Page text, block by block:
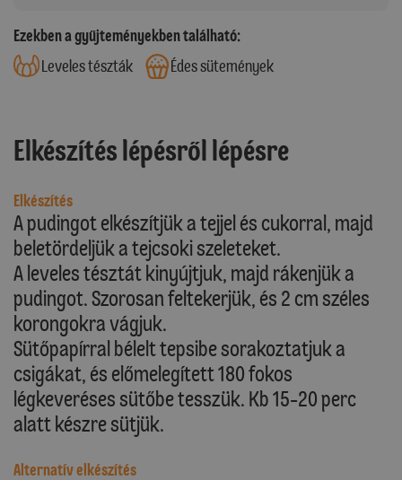
Ezekben a gyűjteményekben található:
Leveles tészták
Édes sütemények
Elkészítés lépésről lépésre
Elkészítés
A pudingot elkészítjük a tejjel és cukorral, majd
beletördeljük a tejcsoki szeleteket.
A leveles tésztát kinyújtjuk, majd rákenjük a
pudingot. Szorosan feltekerjük, és 2 cm széles
korongokra vágjuk.
Sütőpapírral bélelt tepsibe sorakoztatjuk a
csigákat, és előmelegített 180 fokos
légkeveréses sütőbe tesszük. Kb 15-20 perc
alatt készre sütjük.
Alternatív elkészítés